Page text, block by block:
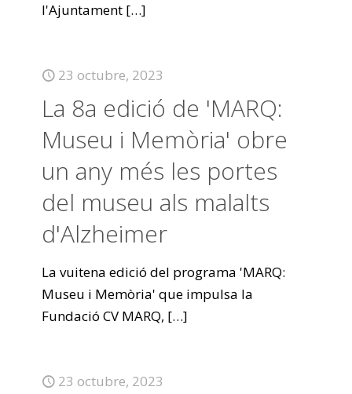
l'Ajuntament […]
23 octubre, 2023
La 8a edició de 'MARQ:
Museu i Memòria' obre
un any més les portes
del museu als malalts
d'Alzheimer
La vuitena edició del programa 'MARQ:
Museu i Memòria' que impulsa la
Fundació CV MARQ, […]
23 octubre, 2023